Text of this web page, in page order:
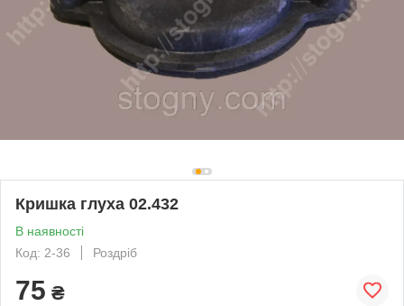
Кришка глуха 02.432
В наявності
Код: 2-36
Роздріб
75 ₴